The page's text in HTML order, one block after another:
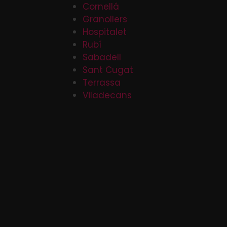
Cornellá
Granollers
Hospitalet
Rubí
Sabadell
Sant Cugat
Terrassa
Viladecans